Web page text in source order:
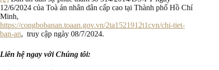
12/6/2024 của Toà án nhân dân cấp cao tại Thành phố Hồ Chí
Minh,
https://congbobanan.toaan.gov.vn/2ta1521912t1cvn/chi-tiet-
ban-an, truy cập ngày 08/7/2024.
Liên hệ ngay với Chúng tôi: